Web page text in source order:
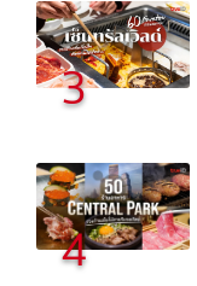
3
4